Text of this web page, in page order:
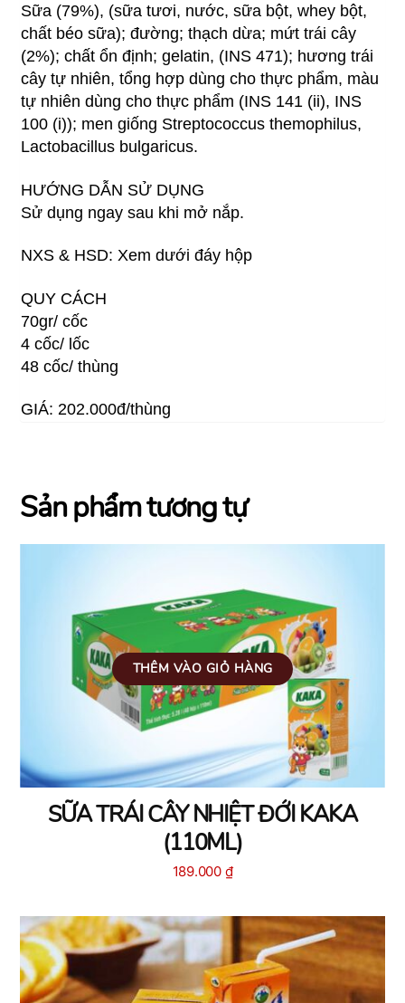
Sữa (79%), (sữa tươi, nước, sữa bột, whey bột,
chất béo sữa); đường; thạch dừa; mứt trái cây
(2%); chất ổn định; gelatin, (INS 471); hương trái
cây tự nhiên, tổng hợp dùng cho thực phẩm, màu
tự nhiên dùng cho thực phẩm (INS 141 (ii), INS
100 (i)); men giống Streptococcus themophilus,
Lactobacillus bulgaricus.
HƯỚNG DẪN SỬ DỤNG
Sử dụng ngay sau khi mở nắp.
NXS & HSD: Xem dưới đáy hộp
QUY CÁCH
70gr/ cốc
4 cốc/ lốc
48 cốc/ thùng
GIÁ: 202.000đ/thùng
Sản phẩm tương tự
SỮA TRÁI CÂY NHIỆT ĐỚI KAKA
(110ML)
189.000 ₫
THÊM VÀO GIỎ HÀNG